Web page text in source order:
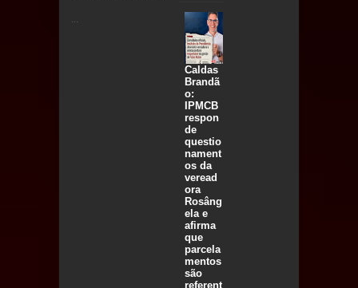
...
Caldas
Brandã
o:
IPMCB
respon
de
questio
nament
os da
veread
ora
Rosâng
ela e
afirma
que
parcela
mentos
são
referent